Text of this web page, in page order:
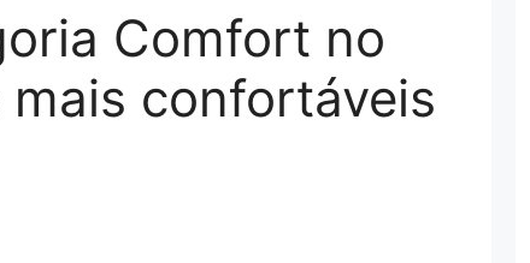
Comfort no
confortáveis